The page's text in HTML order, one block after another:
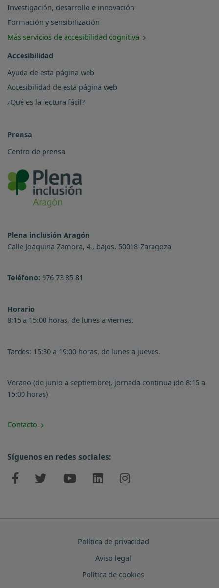
Investigación, desarrollo e innovación
Formación y sensibilización
Más servicios de accesibilidad cognitiva
Accesibilidad
Ayuda de esta página web
Accesibilidad de esta página web
¿Qué es la lectura fácil?
Prensa
Centro de prensa
Plena inclusión Aragón
Calle Joaquina Zamora, 4 , bajos. 50018-Zaragoza
Teléfono: 976 73 85 81
Horario
8:15 a 15:00 horas, de lunes a viernes.
Tardes: 15:30 a 19:00 horas, de lunes a jueves.
Verano (de junio a septiembre), jornada continua (de 8:15 a
15:00 horas)
Contacto
Síguenos en redes sociales:
Política de privacidad
Aviso legal
Política de cookies